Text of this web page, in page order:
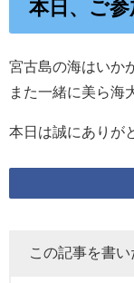
本日、ご参
宮古島の海はいか
また一緒に美ら海
本日は誠にありが
この記事を書い